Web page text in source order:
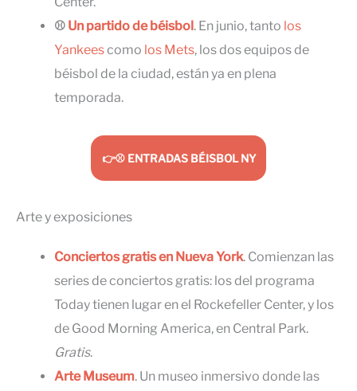
⚾ Un partido de béisbol . En junio, tanto los
Yankeescomo los Mets, los dos equipos de
béisbol de la ciudad, están ya en plena
temporada.
👉⚾ ENTRADAS BÉISBOL NY
Arte y exposiciones
Conciertos gratis en Nueva York. Comienzan las
series de conciertos gratis: los del programa
Today tienen lugar en el Rockefeller Center, y los
de Good Morning America, en Central Park.
Gratis.
Arte Museum. Un museo inmersivo donde las